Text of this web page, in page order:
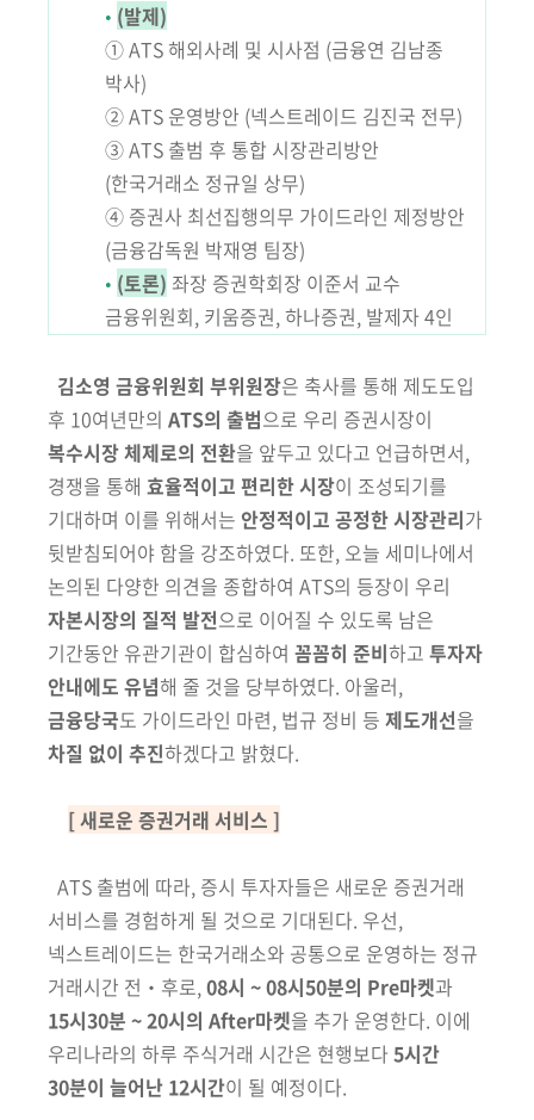
• (발제)
① ATS 해외사례 및 시사점 (금융연 김남종
박사)
② ATS 운영방안 (넥스트레이드 김진국 전무)
③ ATS 출범 후 통합 시장관리방안
(한국거래소 정규일 상무)
④ 증권사 최선집행의무 가이드라인 제정방안
(금융감독원 박재영 팀장)
• (토론) 좌장 증권학회장 이준서 교수
금융위원회, 키움증권, 하나증권, 발제자 4인
김소영 금융위원회 부위원장은 축사를 통해 제도도입
후 10여년만의 ATS의 출범으로 우리 증권시장이
복수시장 체제로의 전환을 앞두고 있다고 언급하면서,
경쟁을 통해 효율적이고 편리한 시장이 조성되기를
기대하며 이를 위해서는 안정적이고 공정한 시장관리가
뒷받침되어야 함을 강조하였다. 또한, 오늘 세미나에서
논의된 다양한 의견을 종합하여 ATS의 등장이 우리
자본시장의 질적 발전으로 이어질 수 있도록 남은
기간동안 유관기관이 합심하여 꼼꼼히 준비하고 투자자
안내에도 유념해 줄 것을 당부하였다. 아울러,
금융당국도 가이드라인 마련, 법규 정비 등 제도개선을
차질 없이 추진하겠다고 밝혔다.
[ 새로운 증권거래 서비스 ]
ATS 출범에 따라, 증시 투자자들은 새로운 증권거래
서비스를 경험하게 될 것으로 기대된다. 우선,
넥스트레이드는 한국거래소와 공통으로 운영하는 정규
거래시간 전‧후로,08시 ~ 08시50분의 Pre마켓과
15시30분 ~ 20시의 After마켓을 추가 운영한다. 이에
우리나라의 하루 주식거래 시간은 현행보다 5시간
30분이 늘어난 12시간이 될 예정이다.